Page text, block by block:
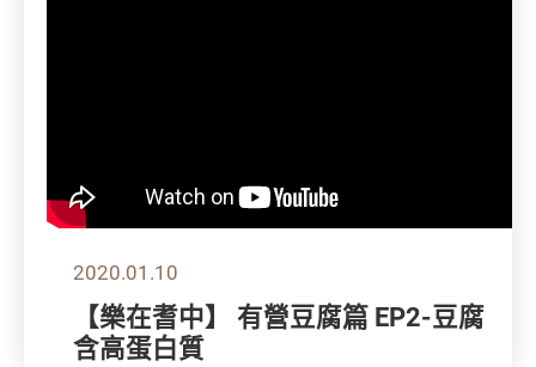
2020.01.10
【樂在耆中】 有營豆腐篇 EP2-豆腐
含高蛋白質